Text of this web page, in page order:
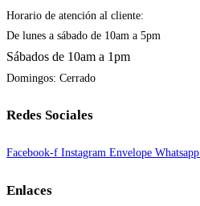
Horario de atención al cliente:
De lunes a sábado de 10am a 5pm
Sábados de 10am a 1pm
Domingos: Cerrado
Redes Sociales
Facebook-f Instagram Envelope Whatsapp
Enlaces